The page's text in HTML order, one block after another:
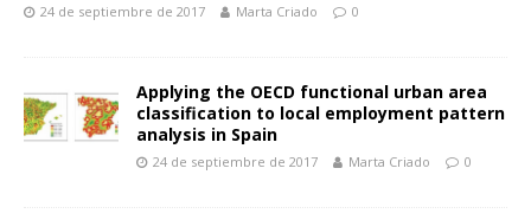
24 de septiembre de 2017 Marta Criado 0
Applying the OECD functional urban area
classification to local employment pattern
analysis in Spain
24 de septiembre de 2017 Marta Criado 0